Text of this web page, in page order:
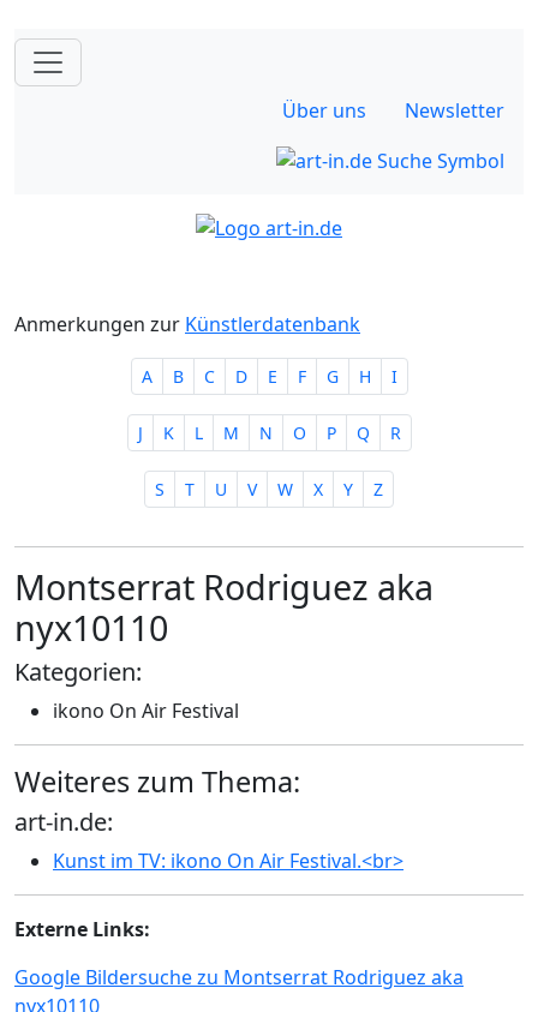
Über uns Newsletter
Anmerkungen zur Künstlerdatenbank
A B C D E F G H I
J K L M N O P Q R
S T U V W X Y Z
Montserrat Rodriguez aka
nyx10110
Kategorien:
ikono On Air Festival
Weiteres zum Thema:
art-in.de:
Kunst im TV: ikono On Air Festival.<br>
Externe Links:
Google Bildersuche zu Montserrat Rodriguez aka
nyx10110